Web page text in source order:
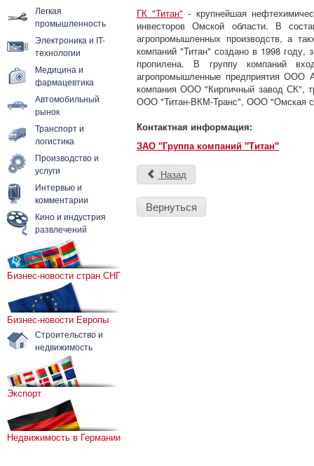
Легкая
промышленность
Электроника и IT-
технологии
Медицина и
фармацевтика
Автомобильный
рынок
Транспорт и
логистика
Производство и
услуги
Интервью и
комментарии
Кино и индустрия
развлечений
Бизнес-новости стран СНГ
Бизнес-новости Европы
Строительство и
недвижимость
Экспорт
Недвижимость в Германии
ГК "Титан" - крупнейшая
инвесторов Омской области. В
агропромышленных производств, а
компаний "Титан" создано в 1998 году,
пропилена. В группу компаний
агропромышленные предприятия ООО
компания ООО "Кирпичный завод СК",
ООО "Титан-ВКМ-Транс", ООО "Омская
Контактная информация:
ЗАО "Группа компаний "Титан"
Назад
Вернуться